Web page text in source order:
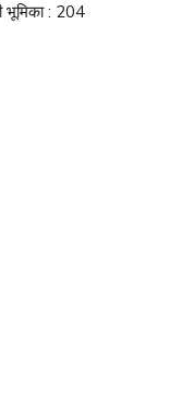
भूमिका : 204